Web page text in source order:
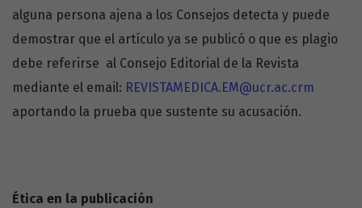
alguna persona ajena a los Consejos detecta y puede
demostrar que el artículo ya se publicó o que es plagio
debe referirse al Consejo Editorial de la Revista
mediante el email: REVISTAMEDICA.EM@ucr.ac.crm
aportando la prueba que sustente su acusación.
Ética en la publicación